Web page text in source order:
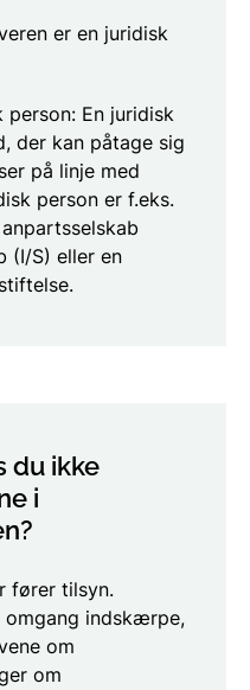
er en juridisk
En juridisk
der kan påtage sig
på linje med
person er f.eks.
(I/S) eller en
du ikke
i
fører tilsyn.
indskærpe,
om
om